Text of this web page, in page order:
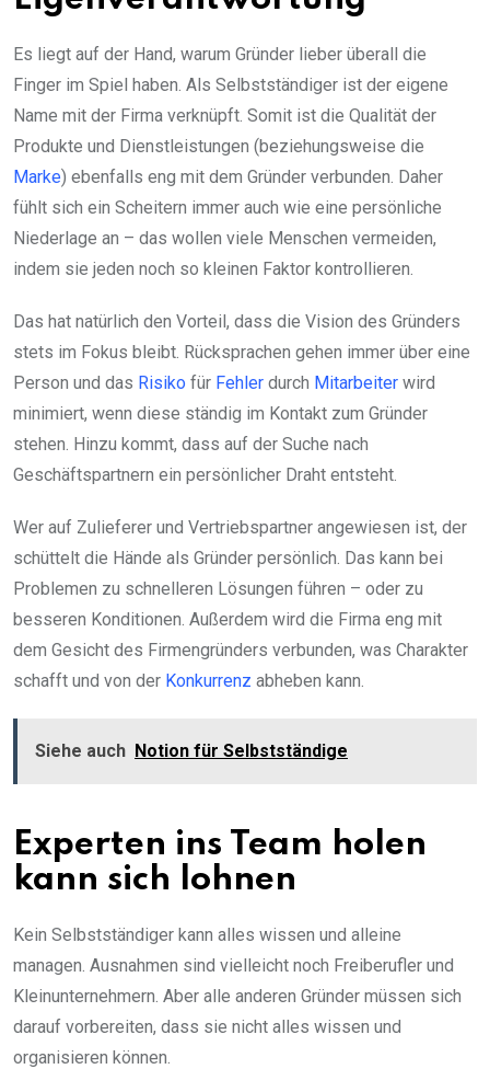
Es liegt auf der Hand, warum Gründer lieber überall die
Finger im Spiel haben. Als Selbstständiger ist der eigene
Name mit der Firma verknüpft. Somit ist die Qualität der
Produkte und Dienstleistungen (beziehungsweise die
Marke) ebenfalls eng mit dem Gründer verbunden. Daher
fühlt sich ein Scheitern immer auch wie eine persönliche
Niederlage an – das wollen viele Menschen vermeiden,
indem sie jeden noch so kleinen Faktor kontrollieren.
Das hat natürlich den Vorteil, dass die Vision des Gründers
stets im Fokus bleibt. Rücksprachen gehen immer über eine
Person und das Risiko für Fehler durch Mitarbeiter wird
minimiert, wenn diese ständig im Kontakt zum Gründer
stehen. Hinzu kommt, dass auf der Suche nach
Geschäftspartnern ein persönlicher Draht entsteht.
Wer auf Zulieferer und Vertriebspartner angewiesen ist, der
schüttelt die Hände als Gründer persönlich. Das kann bei
Problemen zu schnelleren Lösungen führen – oder zu
besseren Konditionen. Außerdem wird die Firma eng mit
dem Gesicht des Firmengründers verbunden, was Charakter
schafft und von der Konkurrenz abheben kann.
Siehe auch Notion für Selbstständige
Experten ins Team holen
kann sich lohnen
Kein Selbstständiger kann alles wissen und alleine
managen. Ausnahmen sind vielleicht noch Freiberufler und
Kleinunternehmern. Aber alle anderen Gründer müssen sich
darauf vorbereiten, dass sie nicht alles wissen und
organisieren können.